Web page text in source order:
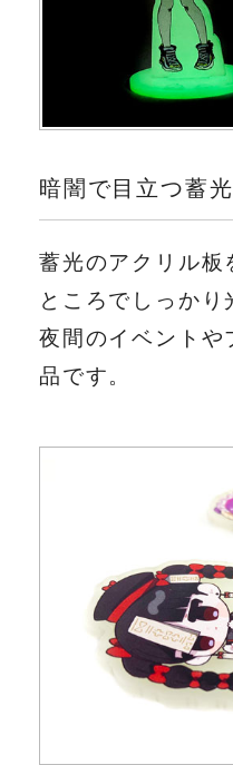
暗闇で目立つ蓄
蓄光のアクリル板
ところでしっか
夜間のイベントや
品です。